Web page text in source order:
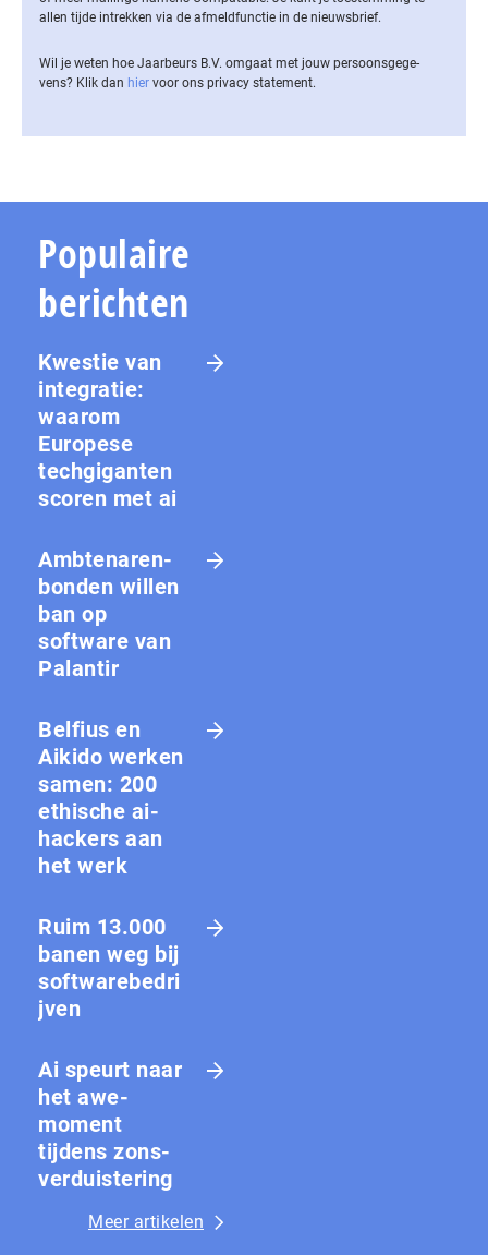
allen tijde intrekken via de af­meld­func­tie in de nieuwsbrief.
Wil je weten hoe Jaarbeurs B.V. omgaat met jouw per­soons­ge­ge­
vens? Klik dan hier voor ons privacy statement.
Populaire
berichten
Kwestie van
integratie:
waarom
Europese
techgiganten
scoren met ai
Amb­te­na­ren­
bon­den willen
ban op
software van
Palantir
Belfius en
Aikido werken
samen: 200
ethische ai-
hackers aan
het werk
Ruim 13.000
banen weg bij
softwarebedri
jven
Ai speurt naar
het awe-
moment
tijdens zons­
ver­duis­te­ring
Meer artikelen